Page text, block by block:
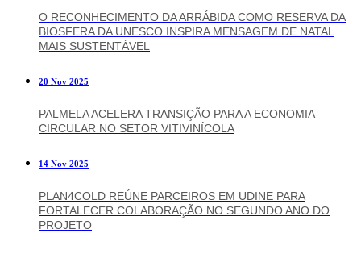
O RECONHECIMENTO DA ARRÁBIDA COMO RESERVA DA
BIOSFERA DA UNESCO INSPIRA MENSAGEM DE NATAL
MAIS SUSTENTÁVEL
20 Nov 2025
PALMELA ACELERA TRANSIÇÃO PARA A ECONOMIA
CIRCULAR NO SETOR VITIVINÍCOLA
14 Nov 2025
PLAN4COLD REÚNE PARCEIROS EM UDINE PARA
FORTALECER COLABORAÇÃO NO SEGUNDO ANO DO
PROJETO